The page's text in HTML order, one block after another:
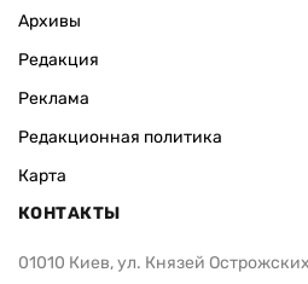
Архивы
Редакция
Реклама
Редакционная политика
Карта
КОНТАКТЫ
01010 Киев, ул. Князей